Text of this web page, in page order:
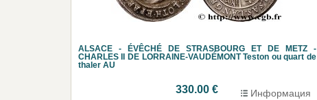
ALSACE - ÉVÊCHÉ DE STRASBOURG ET DE METZ -
CHARLES II DE LORRAINE-VAUDÉMONT Teston ou quart de
thaler AU
330.00 € Информация